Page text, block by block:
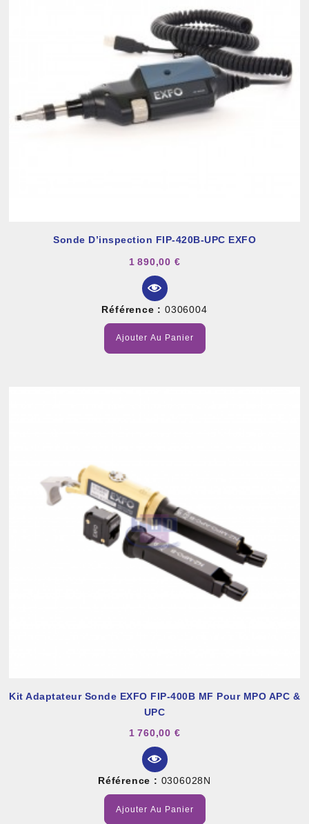
Sonde D’inspection FIP-420B-UPC EXFO
1 890,00 €
Référence : 0306004
Ajouter Au Panier
Kit Adaptateur Sonde EXFO FIP-400B MF Pour MPO APC &
UPC
1 760,00 €
Référence : 0306028N
Ajouter Au Panier